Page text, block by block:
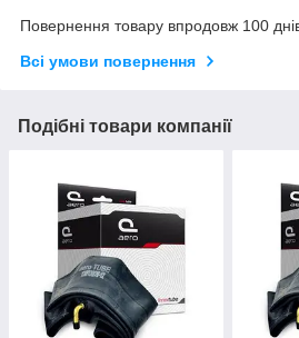
Повернення товару впродовж 100
Всі умови повернення
Подібні товари компанії